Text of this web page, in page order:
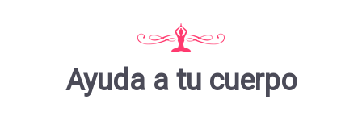
Ayuda a tu cuerpo